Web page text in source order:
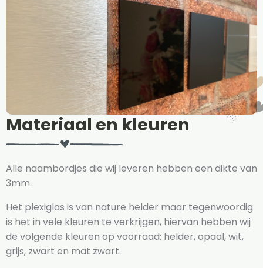
Materiaal en kleuren
Alle naambordjes die wij leveren hebben een dikte van
3mm.
Het plexiglas is van nature helder maar tegenwoordig
is het in vele kleuren te verkrijgen, hiervan hebben wij
de volgende kleuren op voorraad: helder, opaal, wit,
grijs, zwart en mat zwart.